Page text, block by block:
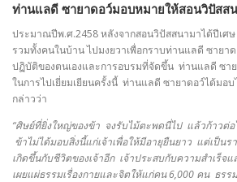
ท่านแลดี ซายาดอว์มอบหมายให้สอนวิปัสส
ประมาณปีพ.ศ.2458 หลังจากสอนวิปัสสนามาได้ปีเศ
รวมทั้งคนในบ้าน ไปมงยวาเพื่อกราบท่านแลดี ซายาด
ปฏิบัติของตนเองและการอบรมที่จัดขึ้น ท่านแลดี ซาย
ในการไปเยี่ยมเยียนครั้งนี้ ท่านแลดี ซายาดอว์ได้มอ
กล่าวว่า
“ศิษย์ที่ยิ่งใหญ่ของข้า จงรับไม้ตะพดนี่ไป แล้วก้าวต่
ข้าไม่ได้มอบสิ่งนี้แก่เจ้าเพื่อให้มีอายุยืนยาว แต่เป็น
เกิดขึ้นกับชีวิตของเจ้าอีก เจ้าประสบกับความสำเร็จ
เผยแผ่ธรรมเรื่องกายและจิตให้แก่คน 6,000 คน ธรร